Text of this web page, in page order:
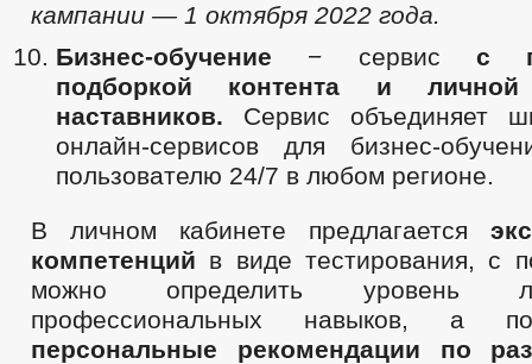
кампании — 1 октября 2022 года.
Бизнес-обучение − сервис с
подборкой контента и личной
наставников. Сервис объединяет
онлайн-сервисов для бизнес-
пользователю 24/7 в любом регионе.
В личном кабинете предлагается
компетенций в виде тестирования, с
можно определить уровень
профессиональных навыков, а
персональные рекомендации по